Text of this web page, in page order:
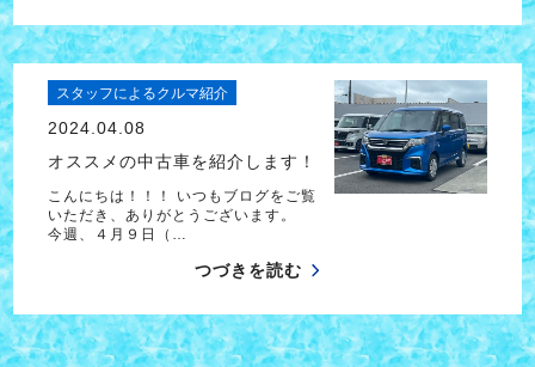
スタッフによるクルマ紹介
2024.04.08
オススメの中古車を紹介します！
こんにちは！！！ いつもブログをご覧
いただき、ありがとうございます。
今週、４月９日（…
つづきを読む